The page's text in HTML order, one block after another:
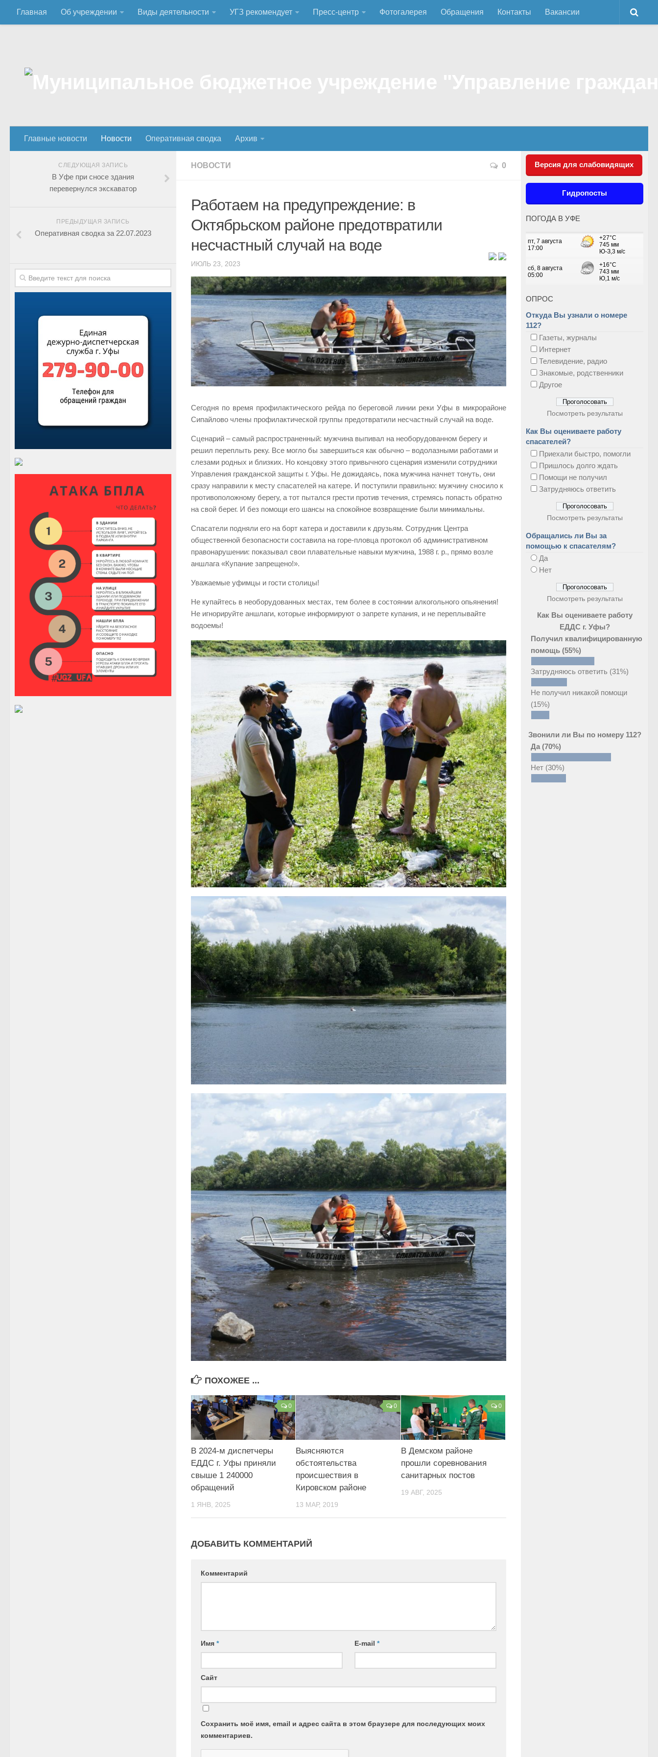
Главная Об учреждении Виды деятельности УГЗ рекомендует Пресс-центр Фотогалерея Обращения Контакты Вакансии
Главные новости Новости Оперативная сводка Архив
НОВОСТИ 0
Работаем на предупреждение: в
Октябрьском районе предотвратили
несчастный случай на воде
ИЮЛЬ 23, 2023
Сегодня по время профилактического рейда по береговой линии реки Уфы в микрорайоне
Сипайлово члены профилактической группы предотвратили несчастный случай на воде.
Сценарий – самый распространенный: мужчина выпивал на необорудованном берегу и
решил переплыть реку. Все могло бы завершиться как обычно – водолазными работами и
слезами родных и близких. Но концовку этого привычного сценария изменили сотрудники
Управления гражданской защиты г. Уфы. Не дожидаясь, пока мужчина начнет тонуть, они
сразу направили к месту спасателей на катере. И поступили правильно: мужчину сносило к
противоположному берегу, а тот пытался грести против течения, стремясь попасть обратно
на свой берег. И без помощи его шансы на спокойное возвращение были минимальны.
Спасатели подняли его на борт катера и доставили к друзьям. Сотрудник Центра
общественной безопасности составила на горе-пловца протокол об административном
правонарушении: показывал свои плавательные навыки мужчина, 1988 г. р., прямо возле
аншлага «Купание запрещено!».
Уважаемые уфимцы и гости столицы!
Не купайтесь в необорудованных местах, тем более в состоянии алкогольного опьянения!
Не игнорируйте аншлаги, которые информируют о запрете купания, и не переплывайте
водоемы!
ПОХОЖЕЕ ...
0
В 2024-м диспетчеры
ЕДДС г. Уфы приняли
свыше 1 240000
обращений
1 ЯНВ, 2025
0
Выясняются
обстоятельства
происшествия в
Кировском районе
13 МАР, 2019
0
В Демском районе
прошли соревнования
санитарных постов
19 АВГ, 2025
ДОБАВИТЬ КОММЕНТАРИЙ
Комментарий
Имя * E-mail*
Сайт
Сохранить моё имя, email и адрес сайта в этом браузере для последующих моих
комментариев.
СЛЕДУЮЩАЯ ЗАПИСЬ
В Уфе при сносе здания
перевернулся экскаватор
ПРЕДЫДУЩАЯ ЗАПИСЬ
Оперативная сводка за 22.07.2023
Версия для слабовидящих
Гидропосты
ПОГОДА В УФЕ
ОПРОС
Откуда Вы узнали о номере
112?
Газеты, журналы
Интернет
Телевидение, радио
Знакомые, родственники
Другое
Посмотреть результаты
Как Вы оцениваете работу
спасателей?
Приехали быстро, помогли
Пришлось долго ждать
Помощи не получил
Затрудняюсь ответить
Посмотреть результаты
Обращались ли Вы за
помощью к спасателям?
Да
Нет
Посмотреть результаты
Как Вы оцениваете работу
ЕДДС г. Уфы?
Получил квалифицированную
помощь (55%)
Затрудняюсь ответить (31%)
Не получил никакой помощи
(15%)
Звонили ли Вы по номеру 112?
Да (70%)
Нет (30%)